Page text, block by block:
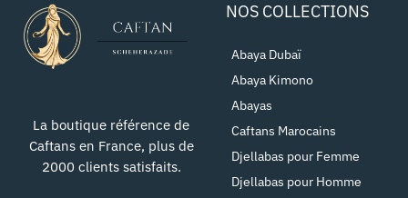
La boutique référence de
Caftans en France, plus de
2000 clients satisfaits.
NOS COLLECTIONS
Abaya Dubaï
Abaya Kimono
Abayas
Caftans Marocains
Djellabas pour Femme
Djellabas pour Homme